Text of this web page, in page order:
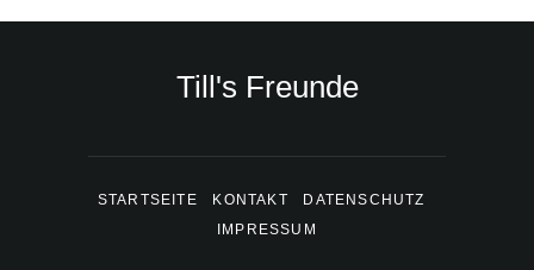
Till's Freunde
STARTSEITE KONTAKT
DATENSCHUTZ
IMPRESSUM